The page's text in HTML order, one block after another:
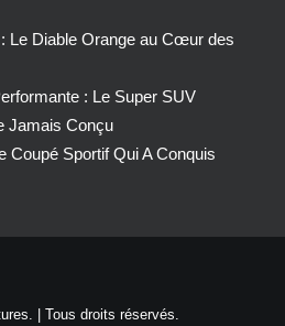
Le Diable Orange au Cœur des
: Le Super SUV
Jamais Conçu
Coupé Sportif Qui A Conquis
| Tous droits réservés.